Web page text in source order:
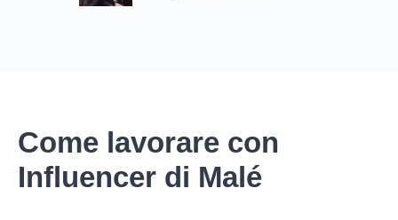
Come lavorare con
Influencer di Malé